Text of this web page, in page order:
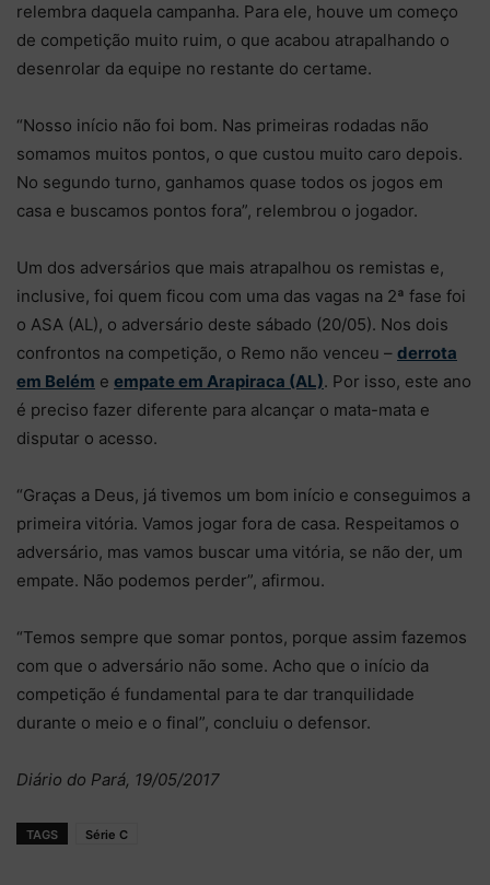
relembra daquela campanha. Para ele, houve um começo
de competição muito ruim, o que acabou atrapalhando o
desenrolar da equipe no restante do certame.
“Nosso início não foi bom. Nas primeiras rodadas não
somamos muitos pontos, o que custou muito caro depois.
No segundo turno, ganhamos quase todos os jogos em
casa e buscamos pontos fora”, relembrou o jogador.
Um dos adversários que mais atrapalhou os remistas e,
inclusive, foi quem ficou com uma das vagas na 2ª fase foi
o ASA (AL), o adversário deste sábado (20/05). Nos dois
confrontos na competição, o Remo não venceu – derrota
em Belém e empate em Arapiraca (AL). Por isso, este ano
é preciso fazer diferente para alcançar o mata-mata e
disputar o acesso.
“Graças a Deus, já tivemos um bom início e conseguimos a
primeira vitória. Vamos jogar fora de casa. Respeitamos o
adversário, mas vamos buscar uma vitória, se não der, um
empate. Não podemos perder”, afirmou.
“Temos sempre que somar pontos, porque assim fazemos
com que o adversário não some. Acho que o início da
competição é fundamental para te dar tranquilidade
durante o meio e o final”, concluiu o defensor.
Diário do Pará, 19/05/2017
TAGS Série C